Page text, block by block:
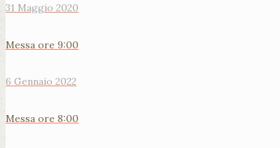
31 Maggio 2020
Messa ore 9:00
6 Gennaio 2022
Messa ore 8:00